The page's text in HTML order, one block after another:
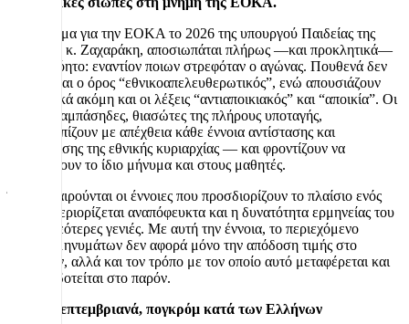
Στο μήνυμα για την ΕΟΚΑ το 2026 της υπουργού Παιδείας της
Ελλάδας, κ. Ζαχαράκη, αποσιωπάται πλήρως —και προκλητικά—
το αυτονόητο: εναντίον ποιων στρεφόταν ο αγώνας. Πουθενά δεν
αναφέρεται ο όρος “εθνικοαπελευθερωτικός”, ενώ απουσιάζουν
επιδεικτικά ακόμη και οι λέξεις “αντιαποικιακός” και “αποικία”. Οι
νέοι κοτζαμπάσηδες, θιασώτες της πλήρους υποταγής,
αντιμετωπίζουν με απέχθεια κάθε έννοια αντίστασης και
υπεράσπισης της εθνικής κυριαρχίας — και φροντίζουν να
μεταδώσουν το ίδιο μήνυμα και στους μαθητές.
Όταν αφαιρούνται οι έννοιες που προσδιορίζουν το πλαίσιο ενός
αγώνα, περιορίζεται αναπόφευκτα και η δυνατότητα ερμηνείας του
από τις νεότερες γενιές. Με αυτή την έννοια, το περιεχόμενο
τέτοιων μηνυμάτων δεν αφορά μόνο την απόδοση τιμής στο
παρελθόν, αλλά και τον τρόπο με τον οποίο αυτό μεταφέρεται και
νοηματοδοτείται στο παρόν.
1955 – Σεπτεμβριανά, πογκρόμ κατά των Ελλήνων